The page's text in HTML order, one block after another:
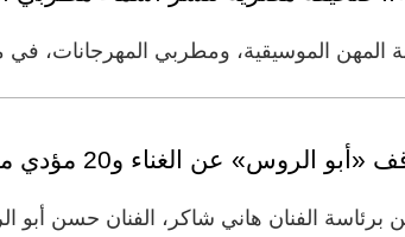
المهن الموسيقية، ومطربي المهرجانات،
عن الغناء و20 مؤدي مهرجانات
برئاسة الفنان هاني شاكر، الفنان حسن أبو